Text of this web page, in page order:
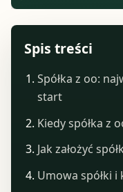
Spis treści
Spółka z oo:
start
Kiedy spółka z
Jak założyć
Umowa spółki i